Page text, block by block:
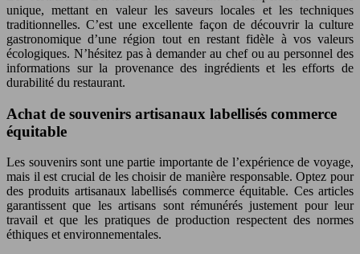
unique, mettant en valeur les saveurs locales et les techniques
traditionnelles. C’est une excellente façon de découvrir la culture
gastronomique d’une région tout en restant fidèle à vos valeurs
écologiques. N’hésitez pas à demander au chef ou au personnel des
informations sur la provenance des ingrédients et les efforts de
durabilité du restaurant.
Achat de souvenirs artisanaux labellisés commerce
équitable
Les souvenirs sont une partie importante de l’expérience de voyage,
mais il est crucial de les choisir de manière responsable. Optez pour
des produits artisanaux labellisés commerce équitable. Ces articles
garantissent que les artisans sont rémunérés justement pour leur
travail et que les pratiques de production respectent des normes
éthiques et environnementales.